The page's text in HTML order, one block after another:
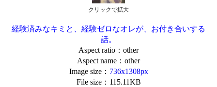
クリックで拡大
経験済みなキミと、経験ゼロなオレが、お付き合いする
話。
Aspect ratio：other
Aspect name：other
Image size： 736x1308px
File size：115.11KB